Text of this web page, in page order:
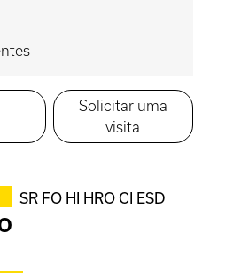
Solicitar uma
visita
SR FO HI HRO CI ESD